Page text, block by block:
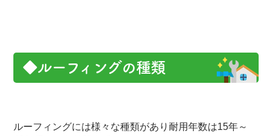
◆ルーフィングの種類
ルーフィングには様々な種類があり耐用年数は15年～